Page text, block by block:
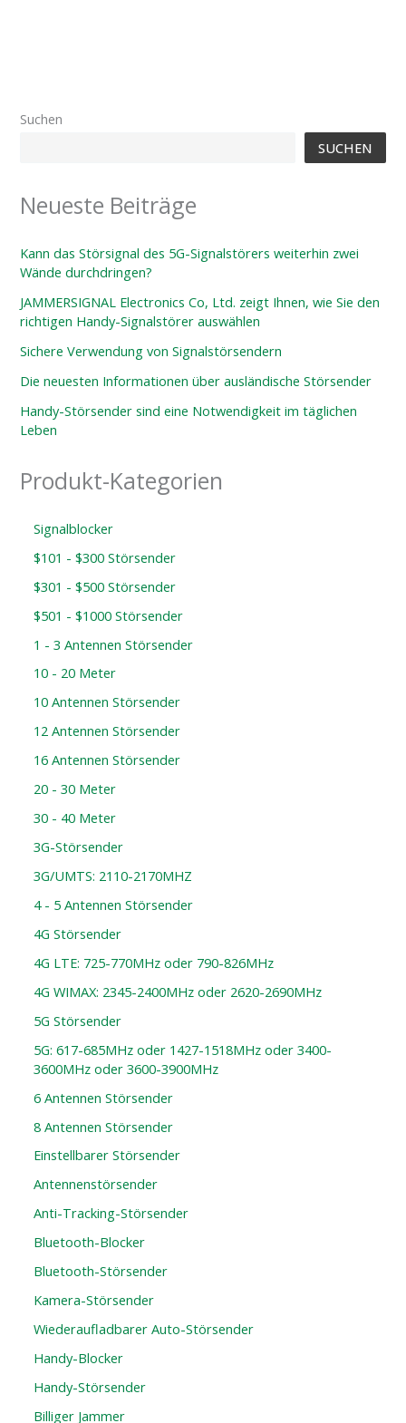
Suchen
SUCHEN
Neueste Beiträge
Kann das Störsignal des 5G-Signalstörers weiterhin zwei
Wände durchdringen?
JAMMERSIGNAL Electronics Co, Ltd. zeigt Ihnen, wie Sie den
richtigen Handy-Signalstörer auswählen
Sichere Verwendung von Signalstörsendern
Die neuesten Informationen über ausländische Störsender
Handy-Störsender sind eine Notwendigkeit im täglichen
Leben
Produkt-Kategorien
Signalblocker
$101 - $300 Störsender
$301 - $500 Störsender
$501 - $1000 Störsender
1 - 3 Antennen Störsender
10 - 20 Meter
10 Antennen Störsender
12 Antennen Störsender
16 Antennen Störsender
20 - 30 Meter
30 - 40 Meter
3G-Störsender
3G/UMTS: 2110-2170MHZ
4 - 5 Antennen Störsender
4G Störsender
4G LTE: 725-770MHz oder 790-826MHz
4G WIMAX: 2345-2400MHz oder 2620-2690MHz
5G Störsender
5G: 617-685MHz oder 1427-1518MHz oder 3400-
3600MHz oder 3600-3900MHz
6 Antennen Störsender
8 Antennen Störsender
Einstellbarer Störsender
Antennenstörsender
Anti-Tracking-Störsender
Bluetooth-Blocker
Bluetooth-Störsender
Kamera-Störsender
Wiederaufladbarer Auto-Störsender
Handy-Blocker
Handy-Störsender
Billiger Jammer